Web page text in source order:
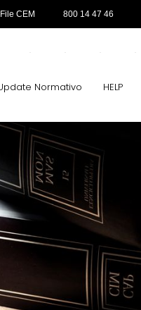
File CEM 800 14 47 46
Normativo HELP